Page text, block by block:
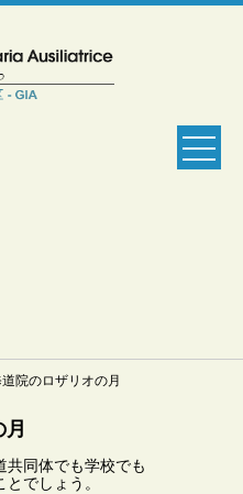
道院のロザリオの月
共同体でも学校でも
でしょう。